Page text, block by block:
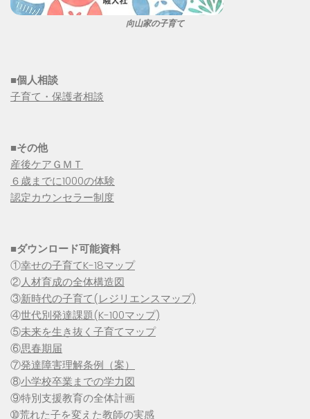
向山家の子育て
■個人相談
子育て・保護者相談
■その他
産後ケアＧＭＴ
６歳までに1000の体験
認定カウンセラー制度
■ダウンロード可能資料
①幸せの子育てK-18マップ
②人材育成の全体構造図
③新時代の子育て(レジリエンスマップ)
④世代別発達課題(K-100マップ)
⑤未来を生き抜く子育てマップ
⑥思春期届
⑦発達障害理解条例（案）
⑧小学校卒業までの学力図
⑨特別支援教育の全体計画
➉荒れた子を変えた教師の実感